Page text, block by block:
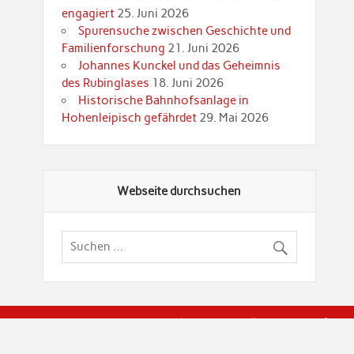
engagiert 25. Juni 2026
Spurensuche zwischen Geschichte und
Familienforschung 21. Juni 2026
Johannes Kunckel und das Geheimnis
des Rubinglases 18. Juni 2026
Historische Bahnhofsanlage in
Hohenleipisch gefährdet 29. Mai 2026
Webseite durchsuchen
© Brandenburgische Genealogische Gesellschaft (BGG)